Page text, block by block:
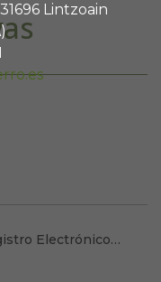
Lintzoain
Electrónico…